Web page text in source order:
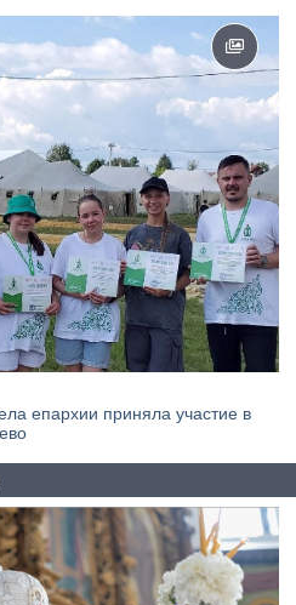
епархии приняла участие в